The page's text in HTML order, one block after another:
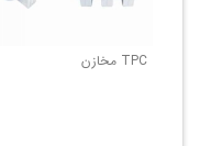
TPC مخازن